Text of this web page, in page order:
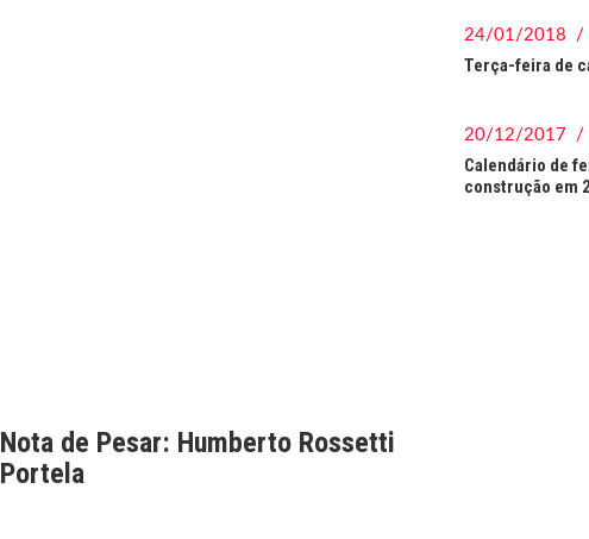
24/01/2018 /
Terça-feira de
20/12/2017 /
Calendário de
construção em
Nota de Pesar: Humberto Rossetti
Portela